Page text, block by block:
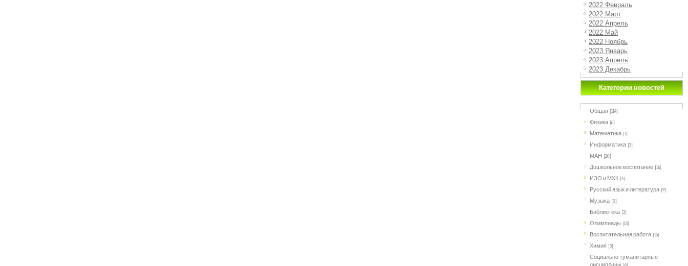
2022 Февраль
2022 Март
2022 Апрель
2022 Май
2022 Ноябрь
2023 Январь
2023 Апрель
2023 Декабрь
Категории новостей
Общая [114]
Физика [6]
Математика [1]
Информатика [3]
МАН [20]
Дошкольное воспитание [16]
ИЗО и МХК [4]
Русский язык и литература [9]
Музыка [0]
Библиотека [3]
Олимпиады [13]
Воспитательная работа [15]
Химия [3]
Социально-гуманитарные
[6]